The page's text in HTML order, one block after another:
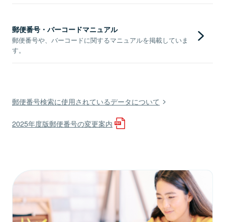
郵便番号・バーコードマニュアル
郵便番号や、バーコードに関するマニュアルを掲載していま
す。
郵便番号検索に使用されているデータについて
2025年度版郵便番号の変更案内